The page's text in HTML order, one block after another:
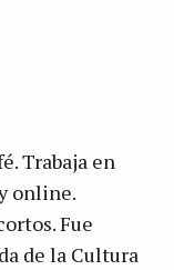
Trabaja en
online.
Fue
de la Cultura